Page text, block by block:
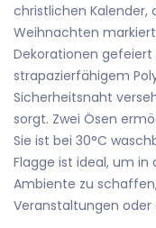
christlichen Kalender,
Weihnachten
Dekorationen gefeiert
strapazierfähigem
Sicherheitsnaht
sorgt. Zwei Ösen
Sie ist bei 30°C
Flagge ist ideal, um
Ambiente zu
Veranstaltungen oder